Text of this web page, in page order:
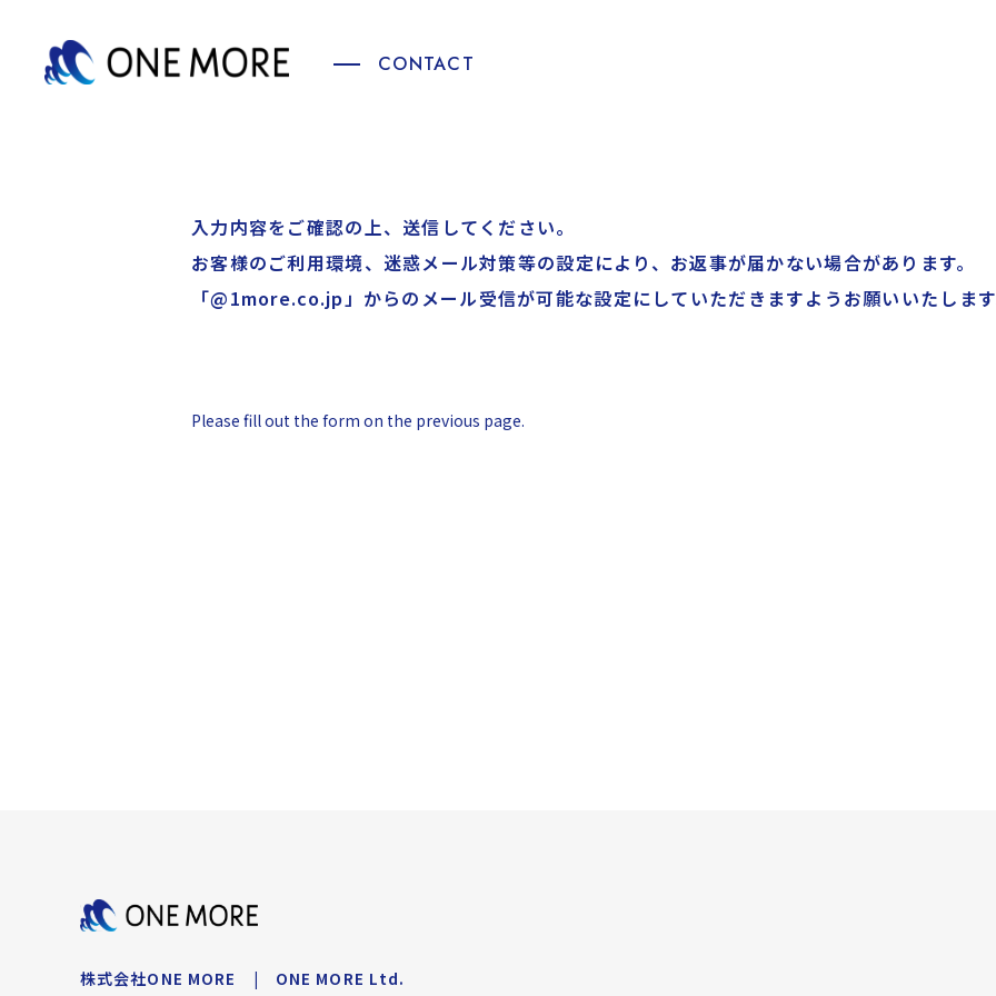
CONTACT
入力内容をご確認の上、送信してください。
お客様のご利用環境、迷惑メール対策等の設定により、お返事が届かない場合があります。
「@1more.co.jp」からのメール受信が可能な設定にしていただきますようお願いいたしま
Please fill out the form on the previous page.
株式会社ONE MORE | ONE MORE Ltd.